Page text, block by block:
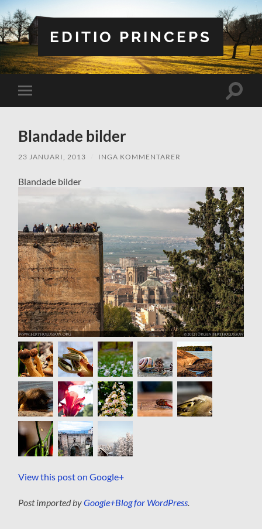
EDITIO PRINCEPS
Slå
på/av
Slå
Blandade bilder
23 JANUARI, 2013 INGA KOMMENTARER
Blandade bilder
View this post on Google+
Post imported byGoogle+Blog for WordPress.